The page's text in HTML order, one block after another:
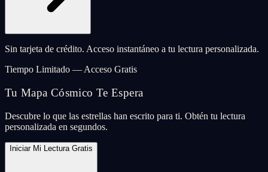
Sin tarjeta de crédito. Acceso instantáneo a tu lectura personalizada.
Tiempo Limitado — Acceso Gratis
Tu Mapa Cósmico Te Espera
Descubre lo que las estrellas han escrito para ti. Obtén tu lectura
personalizada en segundos.
Iniciar Mi Lectura Gratis